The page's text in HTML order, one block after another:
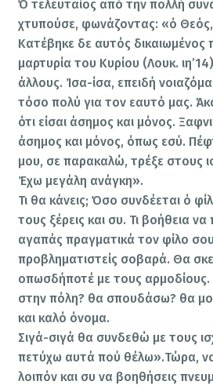
Ό τελευταίος από την πολλή
χτυπούσε, φωνάζοντας: «ό
Κατέβηκε δε αυτός
μαρτυρία του Κυρίου (Λουκ.
άλλους. Ίσα-ίσα, επειδή
τόσο πολύ για τον εαυτό μας.
ότι είσαι άσημος και μόνος.
άσημος και μόνος, όπως εσύ.
μου, σε παρακαλώ, τρέξε στους
Έχω μεγάλη ανάγκη».
Τι θα κάνεις; Όσο συνδέεται ό
τους ξέρεις και συ. Τι βοήθεια
αγαπάς πραγματικά τον φίλο
προβληματιστείς σοβαρά. Θα
οπωσδήποτέ με τους
στην πόλη? θα σπουδάσω? θα
και καλό όνομα.
Σιγά-σιγά θα συνδεθώ με τους
πετύχω αυτά πού θέλω».Τώρα,
λοιπόν και συ να βοηθήσεις